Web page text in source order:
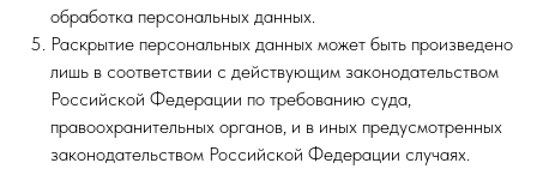
обработка персональных данных.
Раскрытие персональных данных может быть произведено
лишь в соответствии с действующим законодательством
Российской Федерации по требованию суда,
правоохранительных органов, и в иных предусмотренных
законодательством Российской Федерации случаях.